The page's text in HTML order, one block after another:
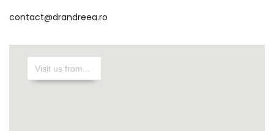
contact@drandreea.ro